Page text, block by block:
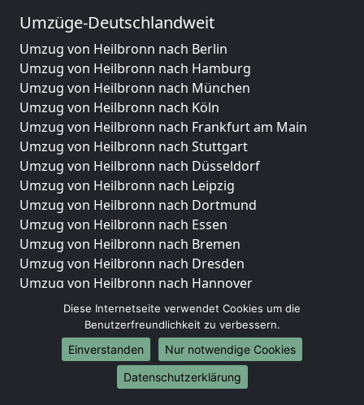
Umzüge-Deutschlandweit
Umzug von Heilbronn nach Berlin
Umzug von Heilbronn nach Hamburg
Umzug von Heilbronn nach München
Umzug von Heilbronn nach Köln
Umzug von Heilbronn nach Frankfurt am Main
Umzug von Heilbronn nach Stuttgart
Umzug von Heilbronn nach Düsseldorf
Umzug von Heilbronn nach Leipzig
Umzug von Heilbronn nach Dortmund
Umzug von Heilbronn nach Essen
Umzug von Heilbronn nach Bremen
Umzug von Heilbronn nach Dresden
Umzug von Heilbronn nach Hannover
Umzug von Heilbronn nach Nürnberg
Umzug von Heilbronn nach Duisburg
Umzug von Heilbronn nach Bochum
Umzug von Heilbronn nach Wuppertal
Umzug von Heilbronn nach Bielefeld
Diese Internetseite verwendet Cookies um die
Benutzerfreundlichkeit zu verbessern.
Einverstanden
Nur notwendige Cookies
Datenschutzerklärung